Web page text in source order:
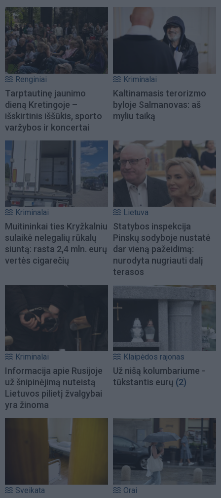
Renginiai
Tarptautinę jaunimo
dieną Kretingoje –
išskirtinis iššūkis, sporto
varžybos ir koncertai
Kriminalai
Kaltinamasis terorizmo
byloje Salmanovas: aš
myliu taiką
Kriminalai
Muitininkai ties Kryžkalniu
sulaikė nelegalių rūkalų
siuntą: rasta 2,4 mln. eurų
vertės cigarečių
Lietuva
Statybos inspekcija
Pinskų sodyboje nustatė
dar vieną pažeidimą:
nurodyta nugriauti dalį
terasos
Kriminalai
Informacija apie Rusijoje
už šnipinėjimą nuteistą
Lietuvos pilietį žvalgybai
yra žinoma
Klaipėdos rajonas
Už nišą kolumbariume -
tūkstantis eurų (2)
Sveikata Orai